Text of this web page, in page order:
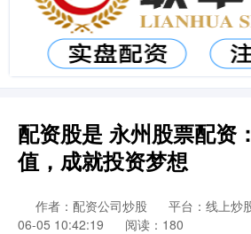
配资股是 永州股票配资
值，成就投资梦想
作者：配资公司炒股 平台：线上炒
06-05 10:42:19
阅读：180